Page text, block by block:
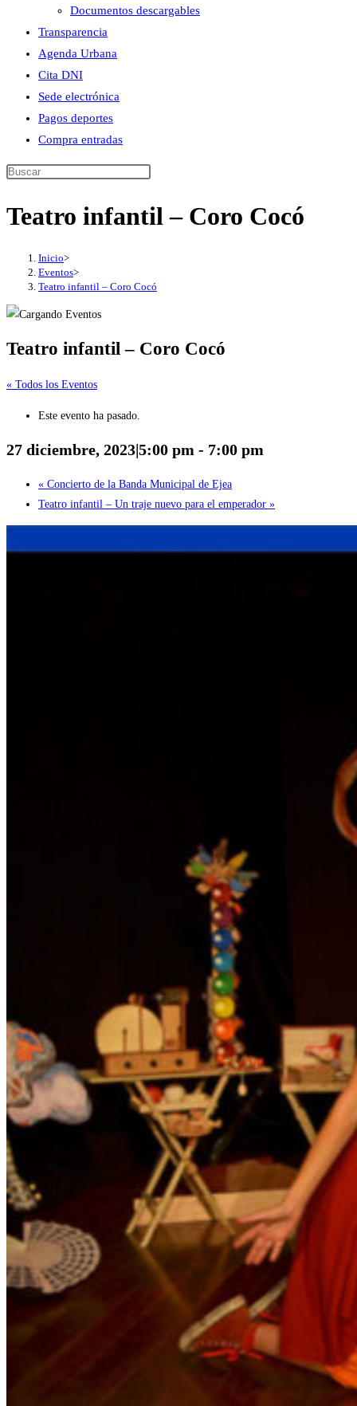
Documentos descargables
Transparencia
Agenda Urbana
Cita DNI
Sede electrónica
Pagos deportes
Compra entradas
Buscar
esta
Teatro infantil – Coro Cocó
Inicio>
Eventos>
Teatro infantil – Coro Cocó
Teatro infantil – Coro Cocó
« Todos los Eventos
Este evento ha pasado.
27 diciembre, 2023|5:00 pm - 7:00 pm
« Concierto de la Banda Municipal de Ejea
Teatro infantil – Un traje nuevo para el emperador »